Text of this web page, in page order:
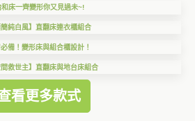
和床一齊變形你又見過未~!
簡純白風】直翻床連衣櫃組合
備！變形床與組合櫃設計！
間救世主】直翻床與地台床組合
看更多款式